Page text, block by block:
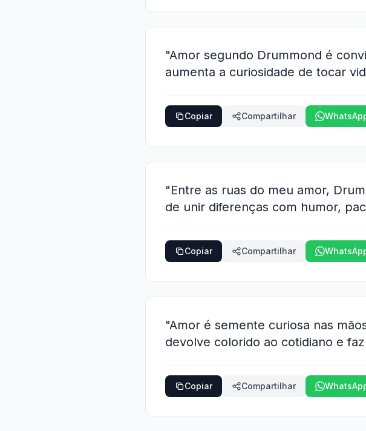
"Amor segundo Drummond é
aumenta a curiosidade de tocar
Copiar Compartilhar
"Entre as ruas do meu amor,
de unir diferenças com humor,
Copiar Compartilhar
"Amor é semente curiosa nas
devolve colorido ao cotidiano e
Copiar Compartilhar